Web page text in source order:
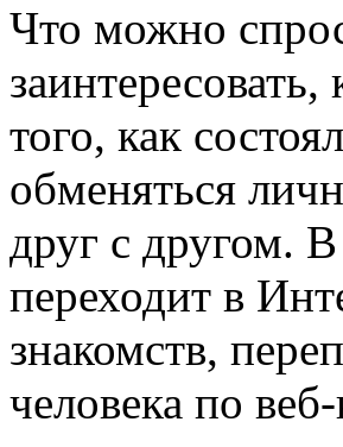
Что можно
того, как
обменяться
друг с другом.
переходит в
знакомств,
человека по